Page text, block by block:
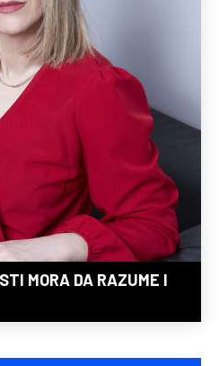
MORA DA RAZUME I